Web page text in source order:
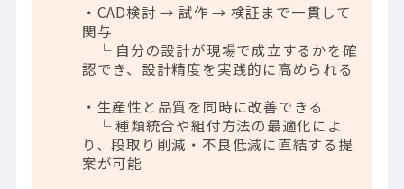
・CAD検討 → 試作 → 検証まで一貫して
関与
└ 自分の設計が現場で成立するかを確
認でき、設計精度を実践的に高められる
・生産性と品質を同時に改善できる
└ 種類統合や組付方法の最適化によ
り、段取り削減・不良低減に直結する提
案が可能